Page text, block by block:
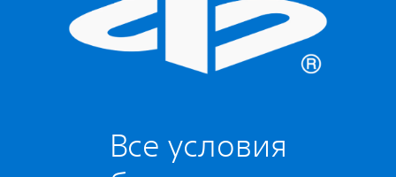
Все условия